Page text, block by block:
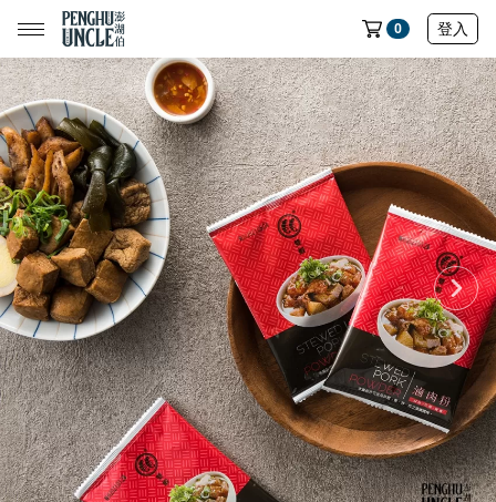
0 登入
📢限時搶購｜魚皮買五送一🔥
📢限時搶購｜蝦餅買五送一🔥
📢限時搶購｜魷魚製品買五送一🔥
📢限時搶購｜七龍珠聯名魚皮買五送一🔥
全部商品
中元節專區
民生店限定選物
魷魚系列